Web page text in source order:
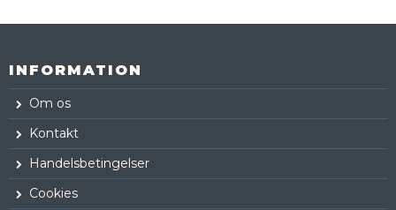
INFORMATION
Om os
Kontakt
Handelsbetingelser
Cookies